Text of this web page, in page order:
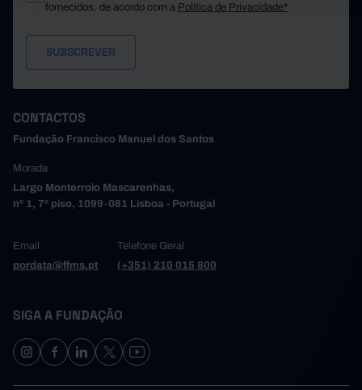
fornecidos, de acordo com a Política de Privacidade*
CONTACTOS
Fundação Francisco Manuel dos Santos
Morada
Largo Monterroio Mascarenhas,
nº 1, 7º piso, 1099-081 Lisboa - Portugal
Email
pordata@ffms.pt
Telefone Geral
(+351) 210 015 800
SIGA A FUNDAÇÃO